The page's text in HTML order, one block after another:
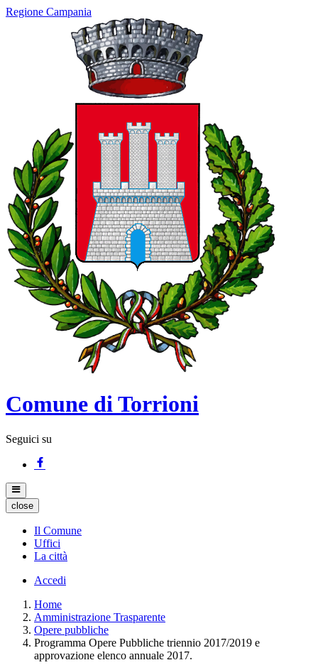
Regione Campania
Comune di Torrioni
Seguici su
close
Il Comune
Uffici
La città
Accedi
Home
Amministrazione Trasparente
Opere pubbliche
Programma Opere Pubbliche triennio 2017/2019 e
approvazione elenco annuale 2017.